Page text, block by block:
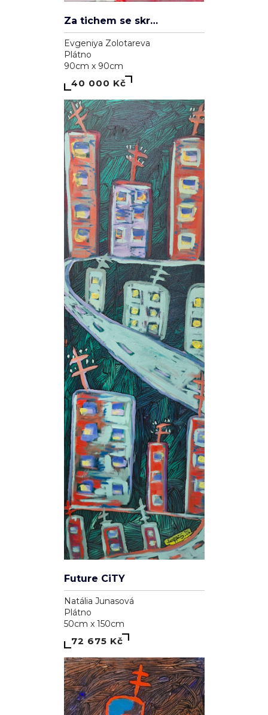
Za tichem se skrývá hluk
Evgeniya Zolotareva
Plátno
90cm x 90cm
40 000 Kč
Future CiTY
Natália Junasová
Plátno
50cm x 150cm
72 675 Kč